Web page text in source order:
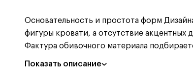
Основательность и простота форм
фигуры кровати, а отсутствие акцентных
Фактура обивочного материала
Показать описание